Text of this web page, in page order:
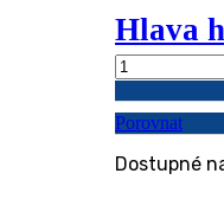
Hlava
Hlava
hnací
-
939921
Porovnat
Dostupné